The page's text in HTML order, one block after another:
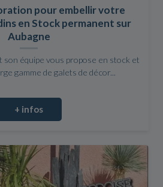
pour embellir votre
en Stock permanent sur
Aubagne
équipe vous propose en stock et
gamme de galets de décor...
+ infos